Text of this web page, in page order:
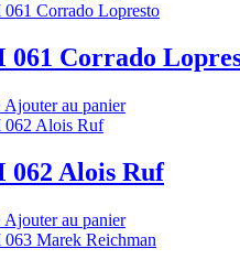
061 Corrado
Ajouter au panier
062 Alois Ruf
Ajouter au panier